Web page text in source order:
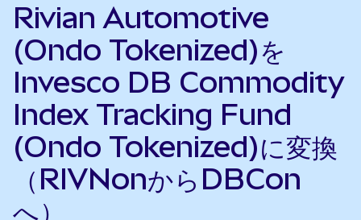
Rivian Automotive
(Ondo Tokenized)を
Invesco DB Commodity
Index Tracking Fund
(Ondo Tokenized)に変換
（RIVNonからDBCon
へ）